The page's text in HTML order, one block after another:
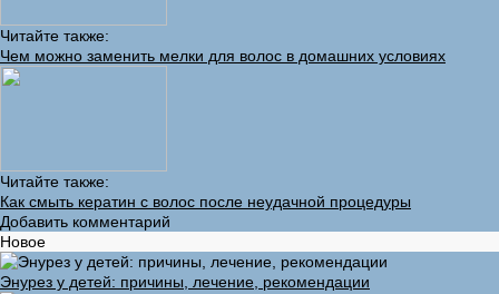
Читайте также:
Чем можно заменить мелки для волос в домашних условиях
Читайте также:
Как смыть кератин с волос после неудачной процедуры
Добавить комментарий
Новое
Энурез у детей: причины, лечение, рекомендации